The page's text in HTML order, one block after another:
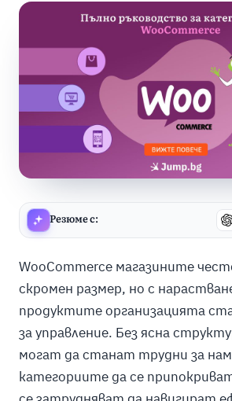
Резюме с:
WooCommerce магазините
скромен размер, но с
продуктите организацията
за управление. Без ясна
могат да станат трудни за
категориите да се